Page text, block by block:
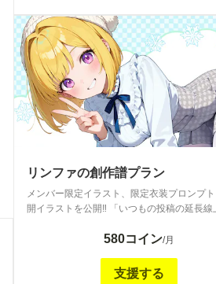
リンファの創作譜プラン
メンバー限定イラスト、限定衣装プロンプ
開イラストを公開‼ 「いつもの投稿の延長線
するようなメンバーシップを目指して運営
ンプト等の公開プロンプトはご自身の作品
580コイン/月
支援する